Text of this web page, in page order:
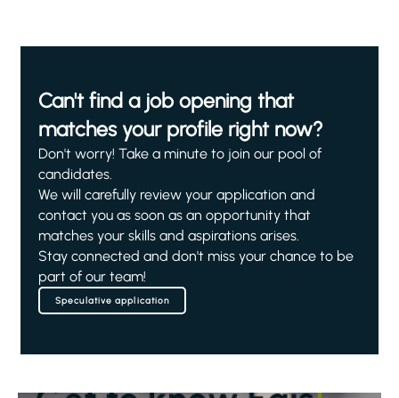
Can't find a job opening that
matches your profile right now?
Don't worry! Take a minute to join our pool of
candidates.
We will carefully review your application and
contact you as soon as an opportunity that
matches your skills and aspirations arises.
Stay connected and don't miss your chance to be
part of our team!
Speculative application